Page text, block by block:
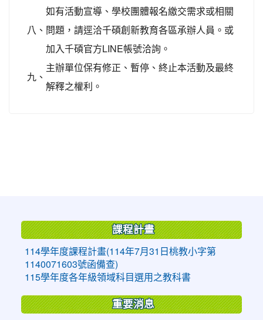
八、
如有活動宣導、學校團體報名繳交需求或相關
問題，請逕洽千碩創新教育各區承辦人員。或
加入千碩官方LINE帳號洽詢。
九、
主辦單位保有修正、暫停、終止本活動及最終
解釋之權利。
課程計畫
114學年度課程計畫(114年7月31日桃教小字第
1140071603號函備查)
115學年度各年級領域科目選用之教科書
重要消息